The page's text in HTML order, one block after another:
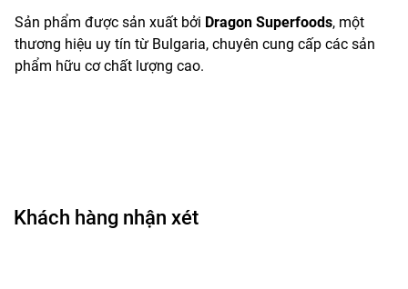
Sản phẩm được sản xuất bởi Dragon Superfoods, một
thương hiệu uy tín từ Bulgaria, chuyên cung cấp các sản
phẩm hữu cơ chất lượng cao.
Khách hàng nhận xét